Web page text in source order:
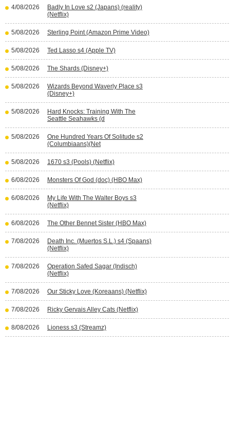
4/08/2026
Badly In Love s2 (Japans) (reality)
(Netflix)
5/08/2026 Sterling Point (Amazon Prime Video)
5/08/2026 Ted Lasso s4 (Apple TV)
5/08/2026 The Shards (Disney+)
5/08/2026
Wizards Beyond Waverly Place s3
(Disney+)
5/08/2026
Hard Knocks: Training With The
Seattle Seahawks (d
5/08/2026
One Hundred Years Of Solitude s2
(Columbiaans)(Net
5/08/2026 1670 s3 (Pools) (Netflix)
6/08/2026 Monsters Of God (doc) (HBO Max)
6/08/2026
My Life With The Walter Boys s3
(Netflix)
6/08/2026 The Other Bennet Sister (HBO Max)
7/08/2026
Death Inc. (Muertos S.L.) s4 (Spaans)
(Netflix)
7/08/2026
Operation Safed Sagar (Indisch)
(Netflix)
7/08/2026 Our Sticky Love (Koreaans) (Netflix)
7/08/2026 Ricky Gervais Alley Cats (Netflix)
8/08/2026 Lioness s3 (Streamz)